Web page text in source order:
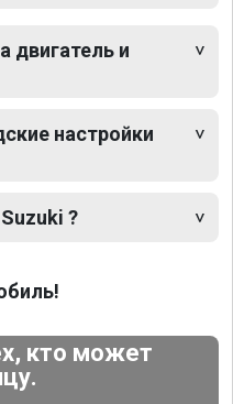
двигатель и
настройки
?
кто может